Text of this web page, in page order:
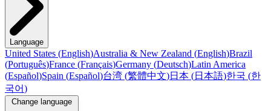
Language
United States (English)Australia & New Zealand (English)Brazil
(Português)France (Français)Germany (Deutsch)Latin America
(Español)Spain (Español)台湾 (繁體中文)日本 (日本語)한국 (한
국어)
Change language